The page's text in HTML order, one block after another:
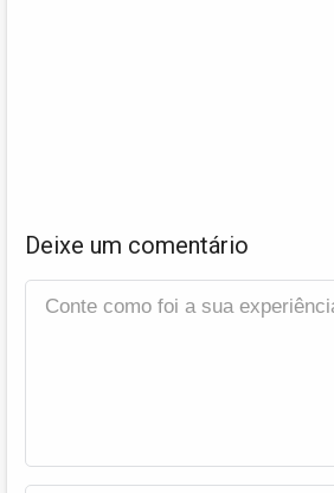
Deixe um comentário